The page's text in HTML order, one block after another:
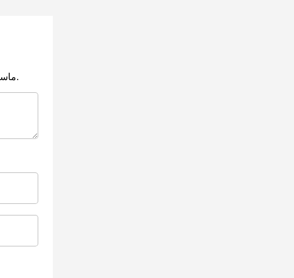
ماسكوس. نقرأ آراءك، ونرد عليها، بناء على طلبكم في أسرع وقت ممكن.